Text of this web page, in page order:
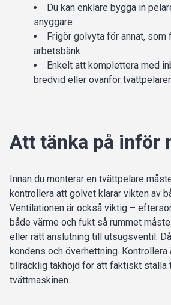
Du kan enklare bygga in
snyggare
Frigör golvyta för annat, som
arbetsbänk
Enkelt att komplettera med
bredvid eller ovanför
Att tänka på inför
Innan du monterar en tvättpelare
kontrollera att golvet klarar vikten av
Ventilationen är också viktig –
både värme och fukt så rummet
eller rätt anslutning till utsugsventil.
kondens och överhettning.
tillräcklig takhöjd för att faktiskt ställa
tvättmaskinen.